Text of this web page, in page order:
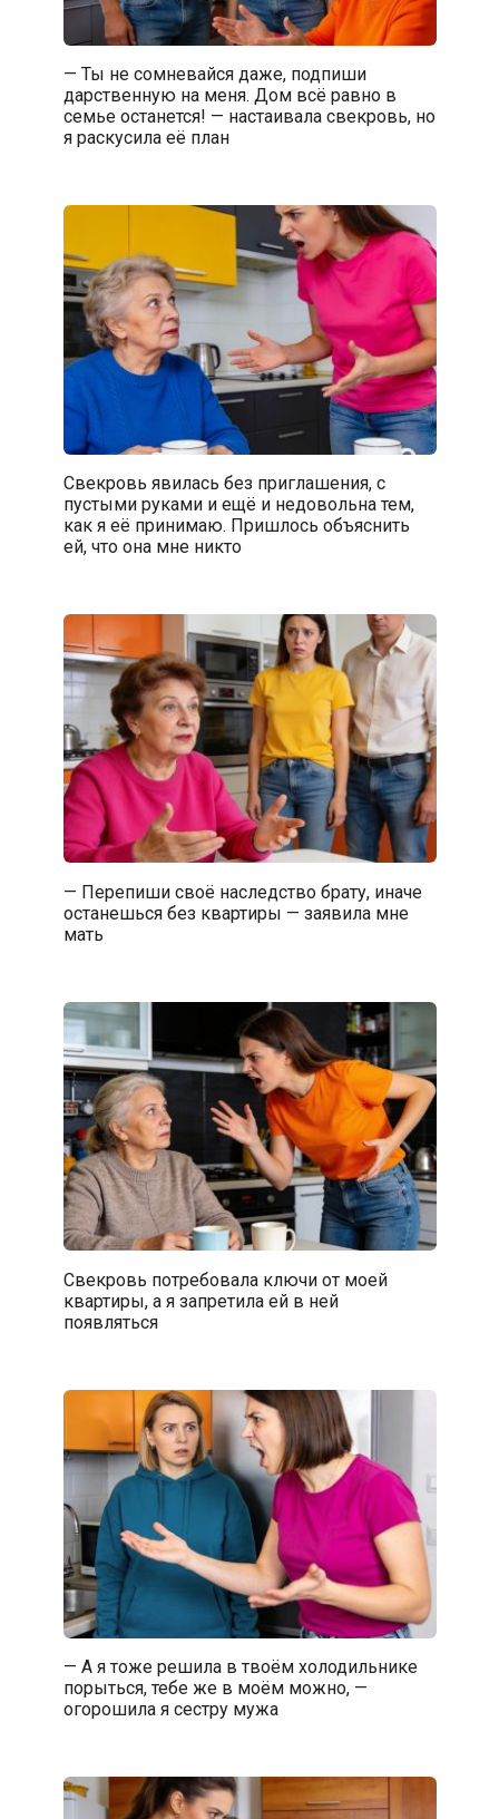
— Ты не сомневайся даже, подпиши
дарственную на меня. Дом всё равно в
семье останется! — настаивала свекровь, но
я раскусила её план
Свекровь явилась без приглашения, с
пустыми руками и ещё и недовольна тем,
как я её принимаю. Пришлось объяснить
ей, что она мне никто
— Перепиши своё наследство брату, иначе
останешься без квартиры — заявила мне
мать
Свекровь потребовала ключи от моей
квартиры, а я запретила ей в ней
появляться
— А я тоже решила в твоём холодильнике
порыться, тебе же в моём можно, —
огорошила я сестру мужа